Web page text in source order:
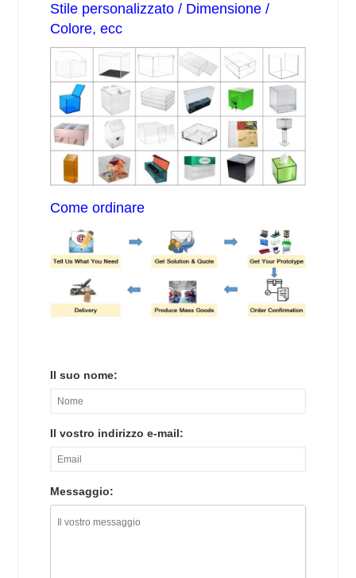
Stile personalizzato / Dimensione /
Colore, ecc
Come ordinare
Il suo nome:
Il vostro indirizzo e-mail:
Messaggio: